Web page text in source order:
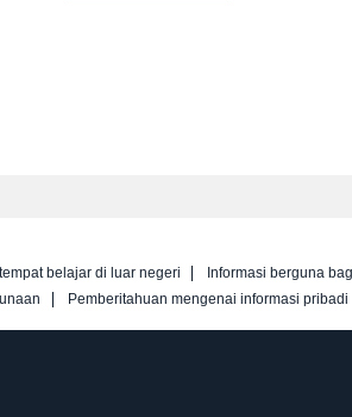
belajar di luar negeri Informasi berguna
Pemberitahuan mengenai informasi pribadi